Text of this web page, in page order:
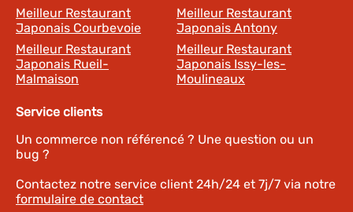
Meilleur Restaurant
Japonais Courbevoie
Meilleur Restaurant
Japonais Antony
Meilleur Restaurant
Japonais Rueil-
Malmaison
Meilleur Restaurant
Japonais Issy-les-
Moulineaux
Service clients
Un commerce non référencé ? Une question ou un
bug ?
Contactez notre service client 24h/24 et 7j/7 via notre
formulaire de contact